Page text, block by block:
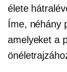
élete
Íme, néhány
amelyeket a